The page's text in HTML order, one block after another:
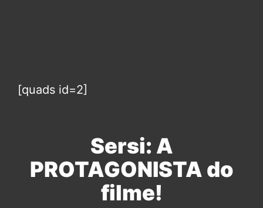
[quads id=2]
Sersi: A
PROTAGONISTA do
filme!